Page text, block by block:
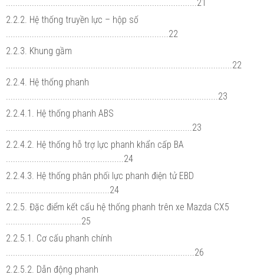
.................................................................................21
2.2.2. Hệ thống truyền lực – hộp số
.....................................................................22
2.2.3. Khung gầm
................................................................................................22
2.2.4. Hệ thống phanh
..........................................................................................23
2.2.4.1. Hệ thống phanh ABS
...............................................................................23
2.2.4.2. Hệ thống hỗ trợ lực phanh khẩn cấp BA
..................................................24
2.2.4.3. Hệ thống phân phối lực phanh điện tử EBD
............................................24
2.2.5. Đặc điểm kết cấu hệ thống phanh trên xe Mazda CX5
................................25
2.2.5.1. Cơ cấu phanh chính
................................................................................26
2.2.5.2. Dẫn động phanh